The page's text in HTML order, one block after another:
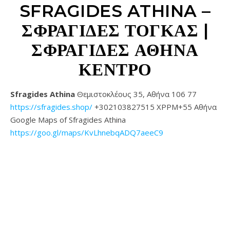
SFRAGIDES ATHINA –
ΣΦΡΑΓΊΔΕΣ ΤΟΓΚΑΣ |
ΣΦΡΑΓΊΔΕΣ ΑΘΉΝΑ
ΚΈΝΤΡΟ
Sfragides Athina Θεμιστοκλέους 35, Αθήνα 106 77
https://sfragides.shop/ +302103827515 XPPM+55 Αθήνα
Google Maps of Sfragides Athina
https://goo.gl/maps/KvLhnebqADQ7aeeC9